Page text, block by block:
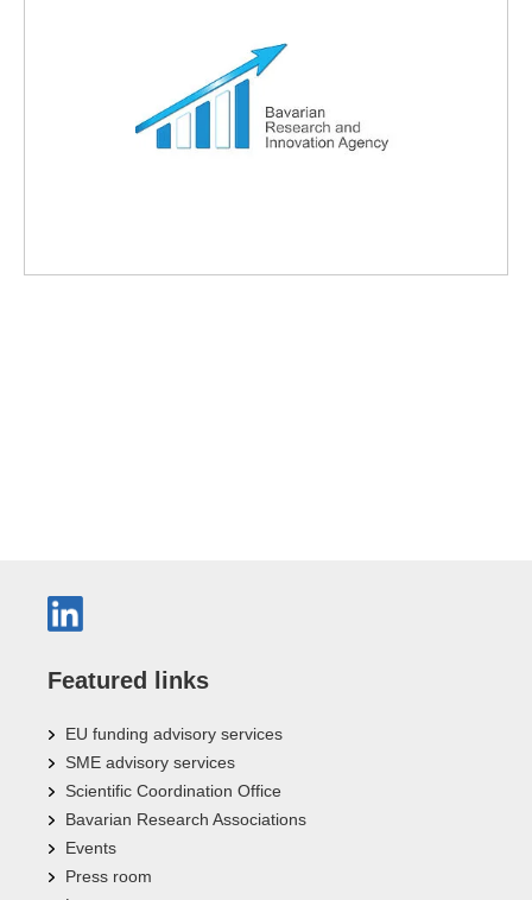
Featured links
EU funding advisory services
SME advisory services
Scientific Coordination Office
Bavarian Research Associations
Events
Press room